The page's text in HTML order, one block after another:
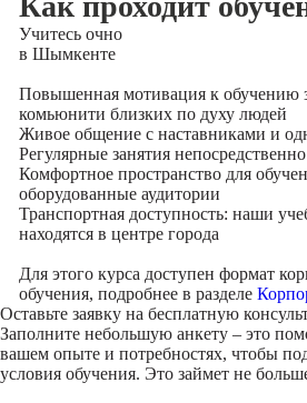
Учитесь очно
в Шымкенте
Повышенная мотивация к обучению
комьюнити близких по духу людей
Живое общение с наставниками и
Регулярные занятия
Комфортное пространство для
оборудованные аудитории
Транспортная доступность: наши
находятся в центре города
Для этого курса доступен формат
обучения, подробнее в разделе
Оставьте заявку на бесплатную
Заполните небольшую анкету – это
вашем опыте и потребностях, чтобы
условия обучения. Это займет не